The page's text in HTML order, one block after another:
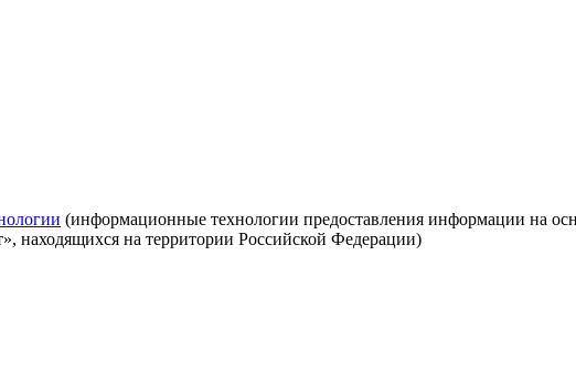
(информационные технологии предоставления информации на
находящихся на территории Российской Федерации)